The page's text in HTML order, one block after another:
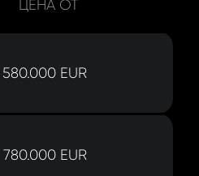
ЦЕНА ОТ
580.000 EUR
780.000 EUR